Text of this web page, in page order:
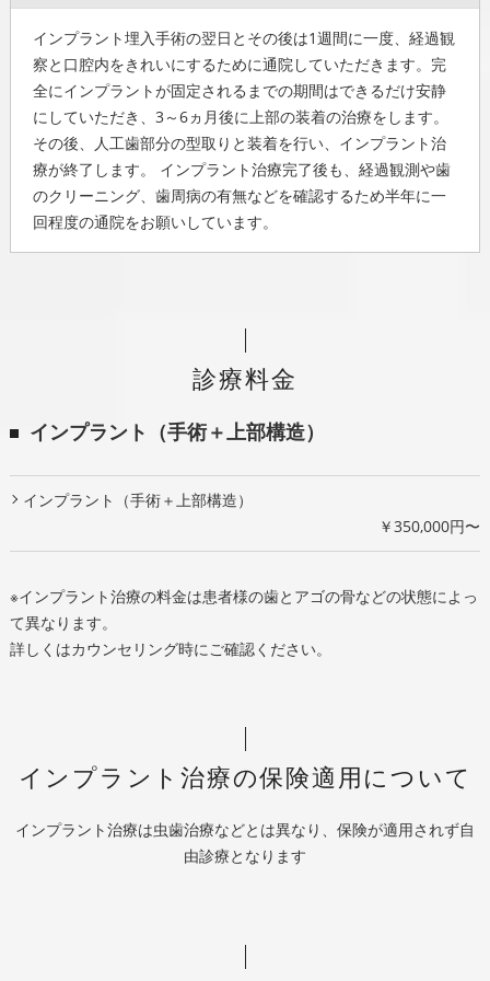
インプラント埋入手術の翌日とその後は1週間に一度、経過観
察と口腔内をきれいにするために通院していただきます。完
全にインプラントが固定されるまでの期間はできるだけ安静
にしていただき、3～6ヵ月後に上部の装着の治療をします。
その後、人工歯部分の型取りと装着を行い、インプラント治
療が終了します。 インプラント治療完了後も、経過観測や歯
のクリーニング、歯周病の有無などを確認するため半年に一
回程度の通院をお願いしています。
診療料金
インプラント（手術＋上部構造）
インプラント（手術＋上部構造）
￥350,000円〜
※インプラント治療の料金は患者様の歯とアゴの骨などの状態によっ
て異なります。
詳しくはカウンセリング時にご確認ください。
インプラント治療の保険適用について
インプラント治療は虫歯治療などとは異なり、保険が適用されず自
由診療となります